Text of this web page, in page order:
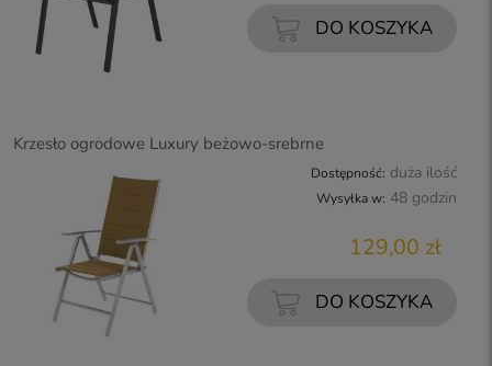
DO KOSZYKA
Krzesło ogrodowe Luxury beżowo-srebrne
Dostępność: duża ilość
Wysyłka w: 48 godzin
129,00 zł
DO KOSZYKA